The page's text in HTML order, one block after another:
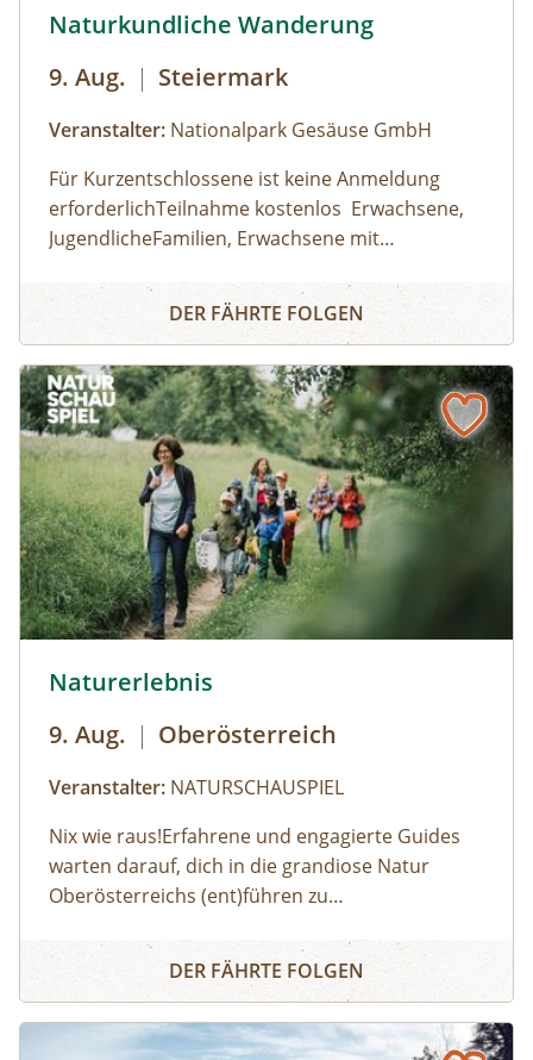
Naturkundliche Wanderung
9. Aug. | Steiermark
Veranstalter: Nationalpark Gesäuse GmbH
Für Kurzentschlossene ist keine Anmeldung
erforderlichTeilnahme kostenlos Erwachsene,
JugendlicheFamilien, Erwachsene mit
Parkplatz HaindlkarhütteDauer: 09:00 Uhr -
Wetterfeste Kleidung, feste Schuhe; Getränk
und Jause nach eigenem Bedarf
Naturkundliche Wanderung
DER FÄHRTE FOLGEN
Naturerlebnis
9. Aug. | Oberösterreich
Veranstalter: NATURSCHAUSPIEL
Nix wie raus!Erfahrene und engagierte Guides
warten darauf, dich in die grandiose Natur
Oberösterreichs (ent)führen zu
Alpakas versorgen, Wassermonster fangen,
Fährtenlesen lernen, Höhlen erforschen, Honig
und noch vieles mehr: Auf unserer Website
Naturerlebnis
DER FÄHRTE FOLGEN